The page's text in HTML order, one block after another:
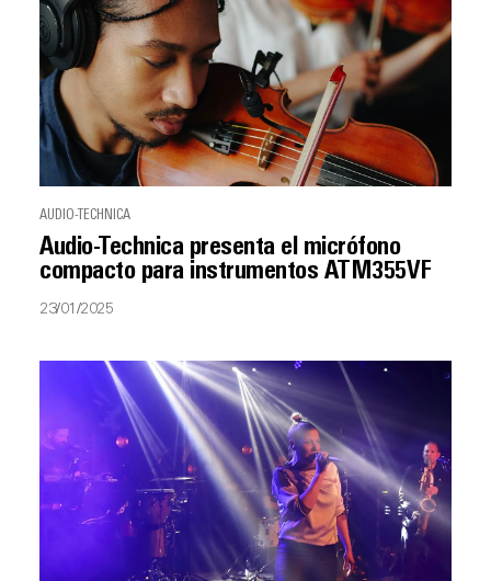
AUDIO-TECHNICA
Audio-Technica presenta el micrófono
compacto para instrumentos ATM355VF
23/01/2025